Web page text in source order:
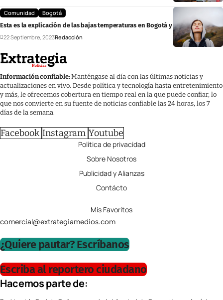
Comunidad
Bogotá
Esta es la explicación de las bajas temperaturas en Bogotá y Sabana Centro
22 Septiembre, 2023Redacción
Información confiable:Manténgase al día con las últimas noticias y
actualizaciones en vivo. Desde política y tecnología hasta entretenimiento
y más, le ofrecemos cobertura en tiempo real en la que puede confiar, lo
que nos convierte en su fuente de noticias confiable las 24 horas, los 7
días de la semana.
Facebook Instagram Youtube
Política de privacidad
Sobre Nosotros
Publicidad y Alianzas
Contácto
Mis Favoritos
comercial@extrategiamedios.com
¿Quiere pautar? Escríbanos
Escriba al reportero ciudadano
Hacemos parte de: